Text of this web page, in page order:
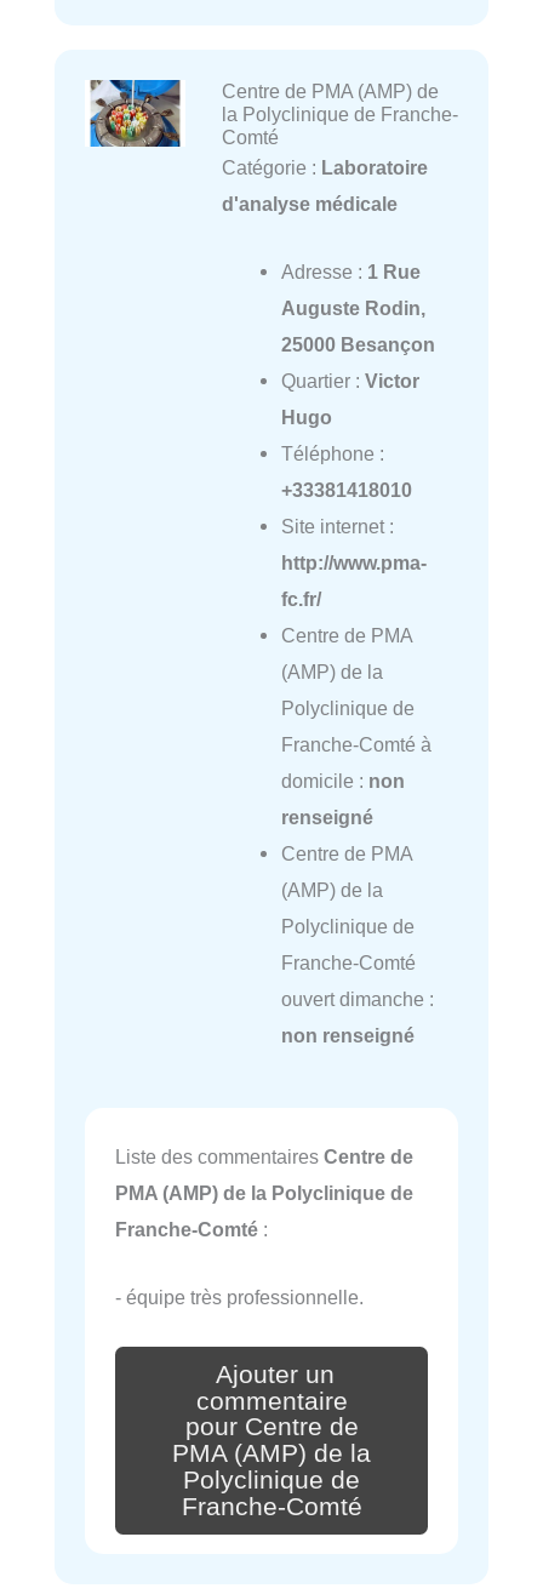
Centre de PMA (AMP) de
la Polyclinique de Franche-
Comté
Catégorie : Laboratoire
d'analyse médicale
Adresse : 1 Rue
Auguste Rodin,
25000 Besançon
Quartier : Victor
Hugo
Téléphone :
+33381418010
Site internet :
http://www.pma-
fc.fr/
Centre de PMA
(AMP) de la
Polyclinique de
Franche-Comté à
domicile : non
renseigné
Centre de PMA
(AMP) de la
Polyclinique de
Franche-Comté
ouvert dimanche :
non renseigné
Liste des commentaires Centre de
PMA (AMP) de la Polyclinique de
Franche-Comté :
- équipe très professionnelle.
Ajouter un
commentaire
pour Centre de
PMA (AMP) de la
Polyclinique de
Franche-Comté